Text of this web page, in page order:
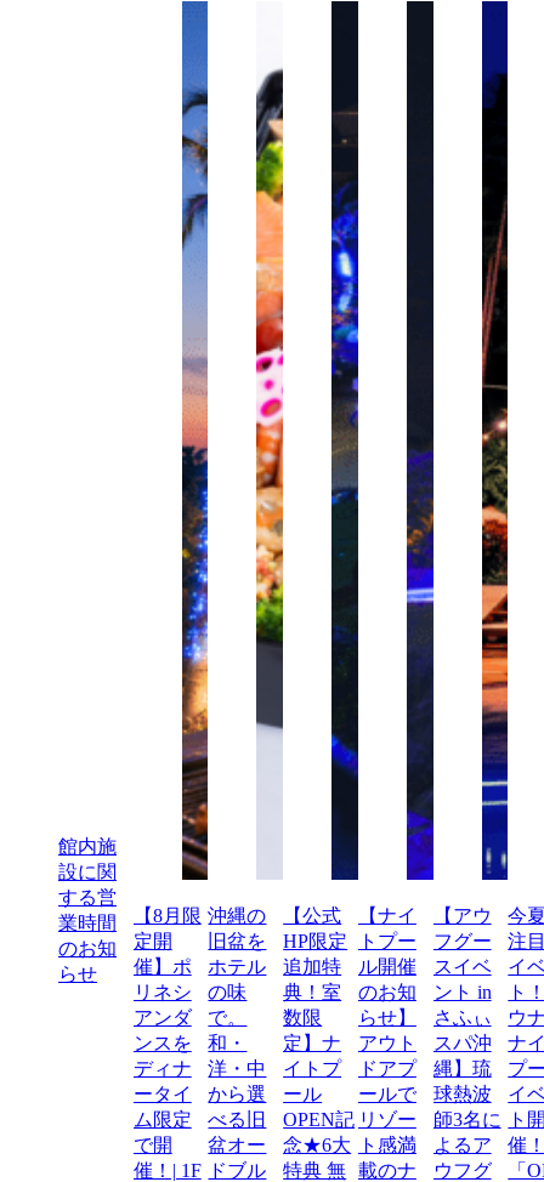
館内施
設に関
する営
業時間
のお知
らせ
【8月限
定開
催】ポ
リネシ
アンダ
ンスを
ディナ
ータイ
ム限定
で開
催！| 1F
沖縄の
旧盆を
ホテル
の味
で。
和・
洋・中
から選
べる旧
盆オー
ドブル
【公式
HP限定
追加特
典！室
数限
定】ナ
イトプ
ール
OPEN記
念★6大
特典 無
【ナイ
トプー
ル開催
のお知
らせ】
アウト
ドアプ
ールで
リゾー
ト感満
載のナ
【アウ
フグー
スイベ
ント in
さふぃ
スパ沖
縄】琉
球熱波
師3名に
よるア
ウフグ
今
注
イ
ト
ウ
ナ
プ
イ
ト
催
「